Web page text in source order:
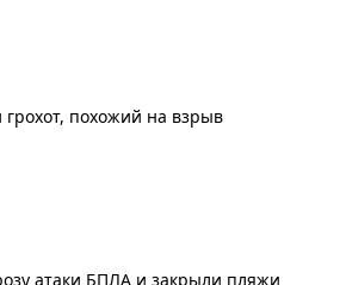
похожий на взрыв
атаки БПЛА и закрыли пляжи